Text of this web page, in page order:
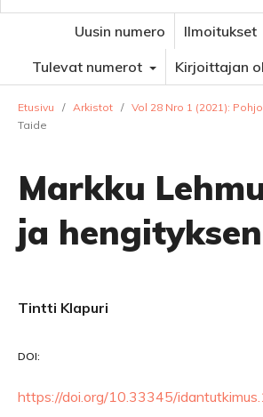
Uusin numero Ilmoitukset
Tulevat numerot
Kirjoittajan
Etusivu / Arkistot / Vol 28 Nro 1 (2021):
Taide
Markku
ja
Tintti Klapuri
DOI:
https://doi.org/10.33345/